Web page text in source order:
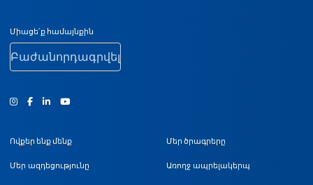
Ստորին էջի նավիգացիա
Միացե՛ք համայնքին
Բաժանորդագրվել
Ինստագրամ
ՖեյսբուքՅություբ
Ովքեր ենք մենք
Մեր ազդեցությունը
Մեր ծրագրերը
Առողջ ապրելակերպ